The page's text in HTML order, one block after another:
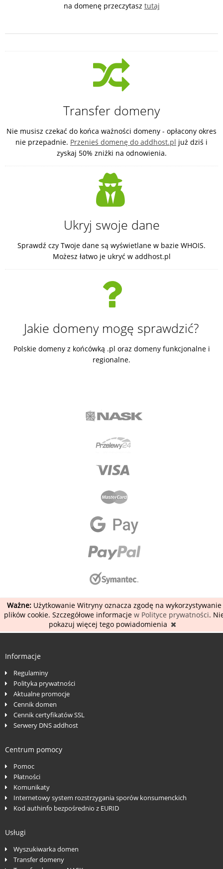
na domenę przeczytasz tutaj
Transfer domeny
Nie musisz czekać do końca ważności domeny - opłacony okres
nie przepadnie. Przenieś domenę do addhost.pl już dziś i
zyskaj 50% zniżki na odnowienia.
Ukryj swoje dane
Sprawdź czy Twoje dane są wyświetlane w bazie WHOIS.
Możesz łatwo je ukryć w addhost.pl
Jakie domeny mogę sprawdzić?
Polskie domeny z końcówką .pl oraz domeny funkcjonalne i
regionalne.
Ważne:Użytkowanie Witryny oznacza zgodę na wykorzystywanie
plików cookie. Szczegółowe informacje w Polityce prywatności.
pokazuj więcej tego powiadomienia
Informacje
Regulaminy
Polityka prywatności
Aktualne promocje
Cennik domen
Cennik certyfikatów SSL
Serwery DNS addhost
Centrum pomocy
Pomoc
Płatności
Komunikaty
Internetowy system rozstrzygania sporów konsumenckich
Kod authinfo bezpośrednio z EURID
Usługi
Wyszukiwarka domen
Transfer domeny